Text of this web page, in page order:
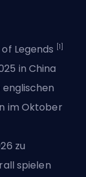
Legends [1]
in China
im Oktober
zu
spielen